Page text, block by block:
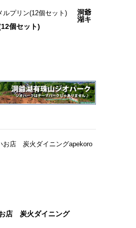
洞爺
湖キ
個セット)
店 炭火ダイニング